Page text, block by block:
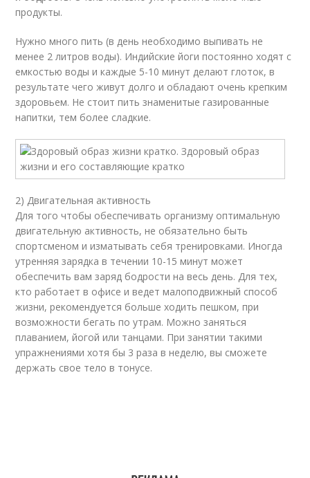
продукты.
Нужно много пить (в день необходимо выпивать не
менее 2 литров воды). Индийские йоги постоянно ходят с
емкостью воды и каждые 5-10 минут делают глоток, в
результате чего живут долго и обладают очень крепким
здоровьем. Не стоит пить знаменитые газированные
напитки, тем более сладкие.
2) Двигательная активность
Для того чтобы обеспечивать организму оптимальную
двигательную активность, не обязательно быть
спортсменом и изматывать себя тренировками. Иногда
утренняя зарядка в течении 10-15 минут может
обеспечить вам заряд бодрости на весь день. Для тех,
кто работает в офисе и ведет малоподвижный способ
жизни, рекомендуется больше ходить пешком, при
возможности бегать по утрам. Можно заняться
плаванием, йогой или танцами. При занятии такими
упражнениями хотя бы 3 раза в неделю, вы сможете
держать свое тело в тонусе.